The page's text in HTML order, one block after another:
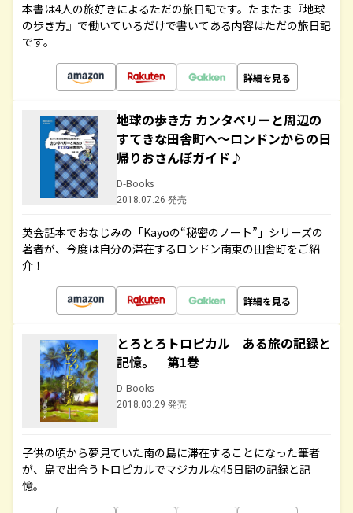
本書は4人の旅好きによるただの旅日記です。たまたま『地球
の歩き方』で働いているだけで書いてある内容はただの旅日記
です。
詳細を見る
地球の歩き方 カンタベリーと周辺の
すてきな田舎町へ～ロンドンからの日
帰りおさんぽガイド♪
D-Books
2018.07.26 発売
英会話本でおなじみの「Kayoの“秘密のノート”」シリーズの
著者が、今度は自分の滞在するロンドン南東の田舎町をご紹
介！
詳細を見る
とろとろトロピカル ある旅の記録と
記憶。 第1巻
D-Books
2018.03.29 発売
子供の頃から夢見ていた南の島に滞在することになった筆者
が、島で出合うトロピカルでマジカルな45日間の記録と記
憶。